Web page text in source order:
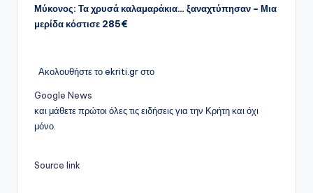
Μύκονος: Τα χρυσά καλαμαράκια… ξαναχτύπησαν – Μια
μερίδα κόστισε 285€
Ακολουθήστε το ekriti.gr στο
Google News
και μάθετε πρώτοι όλες τις ειδήσεις για την Κρήτη και όχι
μόνο.
Source link